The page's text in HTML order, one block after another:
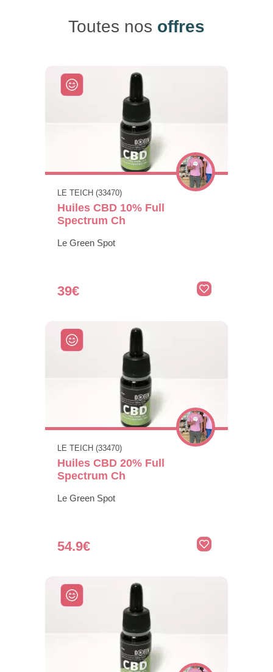
Toutes nos offres
LE TEICH (33470)
Huiles CBD 10% Full
Spectrum Ch
Le Green Spot
39€
LE TEICH (33470)
Huiles CBD 20% Full
Spectrum Ch
Le Green Spot
54.9€